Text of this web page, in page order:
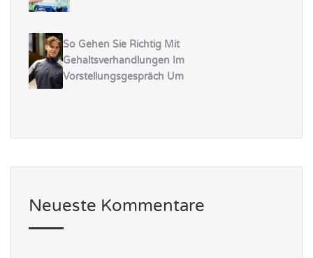
So Gehen Sie Richtig Mit
Gehaltsverhandlungen Im
Vorstellungsgespräch Um
Neueste Kommentare